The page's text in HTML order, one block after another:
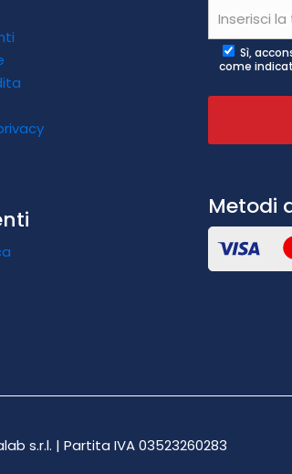
Sì,
come
Metodi
s.r.l. | Partita IVA 03523260283